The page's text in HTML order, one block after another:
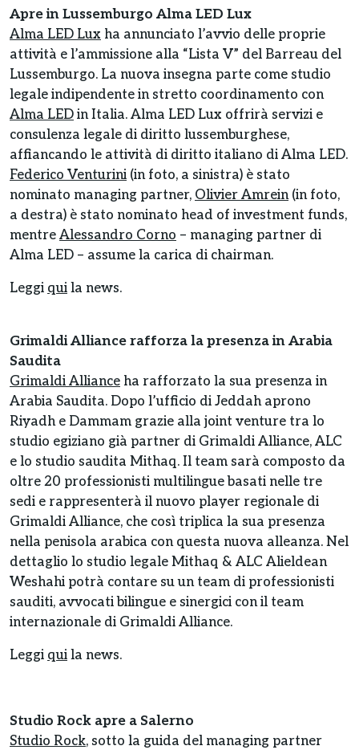
Apre in Lussemburgo Alma LED Lux
Alma LED Lux ha annunciato l’avvio delle proprie
attività e l’ammissione alla “Lista V” del Barreau del
Lussemburgo. La nuova insegna parte come studio
legale indipendente in stretto coordinamento con
Alma LED in Italia. Alma LED Lux offrirà servizi e
consulenza legale di diritto lussemburghese,
affiancando le attività di diritto italiano di Alma LED.
Federico Venturini (in foto, a sinistra) è stato
nominato managing partner, Olivier Amrein(in foto,
a destra) è stato nominato head of investment funds,
mentre Alessandro Corno – managing partner di
Alma LED – assume la carica di chairman.
Leggi qui la news.
Grimaldi Alliance rafforza la presenza in Arabia
Saudita
Grimaldi Alliance ha rafforzato la sua presenza in
Arabia Saudita. Dopo l’ufficio di Jeddah aprono
Riyadh e Dammam grazie alla joint venture tra lo
studio egiziano già partner di Grimaldi Alliance, ALC
e lo studio saudita Mithaq. Il team sarà composto da
oltre 20 professionisti multilingue basati nelle tre
sedi e rappresenterà il nuovo player regionale di
Grimaldi Alliance, che così triplica la sua presenza
nella penisola arabica con questa nuova alleanza. Nel
dettaglio lo studio legale Mithaq & ALC Alieldean
Weshahi potrà contare su un team di professionisti
sauditi, avvocati bilingue e sinergici con il team
internazionale di Grimaldi Alliance.
Leggi qui la news.
Studio Rock apre a Salerno
Studio Rock, sotto la guida del managing partner